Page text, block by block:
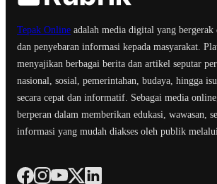
Tepak Online adalah media digital yang
dan penyebaran informasi kepada masyarakat.
menyajikan berbagai berita dan artikel seputar
nasional, sosial, pemerintahan, budaya, hingga
secara cepat dan informatif. Sebagai media
berperan dalam memberikan edukasi, wawasan,
informasi yang mudah diakses oleh publik